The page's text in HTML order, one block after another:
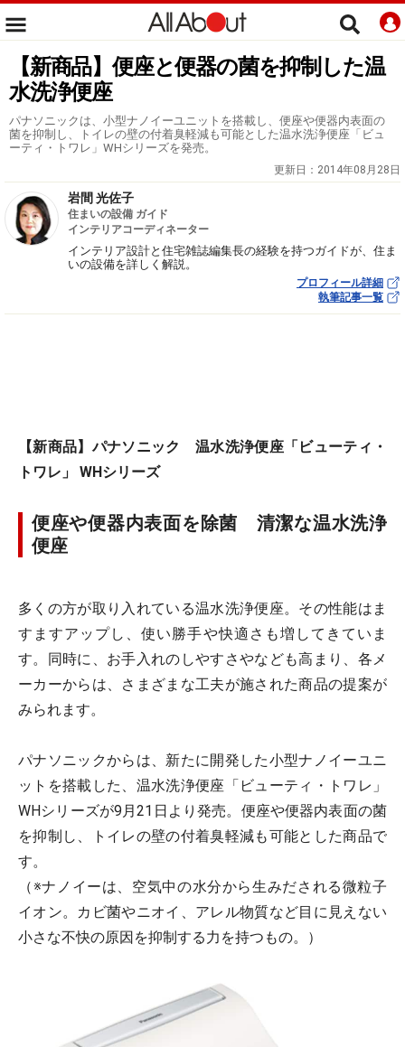
【新商品】便座と便器の菌を抑制した温
水洗浄便座
パナソニックは、小型ナノイーユニットを搭載し、便座や便器内表面の
菌を抑制し、トイレの壁の付着臭軽減も可能とした温水洗浄便座「ビュ
ーティ・トワレ」WHシリーズを発売。
更新日： 2014年08月28日
岩間 光佐子
住まいの設備 ガイド
インテリアコーディネーター
インテリア設計と住宅雑誌編集長の経験を持つガイドが、住ま
いの設備を詳しく解説。
プロフィール詳細
執筆記事一覧
【新商品】パナソニック 温水洗浄便座「ビューティ・
トワレ」 WHシリーズ
便座や便器内表面を除菌 清潔な温水洗浄
便座
多くの方が取り入れている温水洗浄便座。その性能はま
すますアップし、使い勝手や快適さも増してきていま
す。同時に、お手入れのしやすさやなども高まり、各メ
ーカーからは、さまざまな工夫が施された商品の提案が
みられます。
パナソニックからは、新たに開発した小型ナノイーユニ
ットを搭載した、温水洗浄便座「ビューティ・トワレ」
WHシリーズが9月21日より発売。便座や便器内表面の菌
を抑制し、トイレの壁の付着臭軽減も可能とした商品で
す。
（※ナノイーは、空気中の水分から生みだされる微粒子
イオン。カビ菌やニオイ、アレル物質など目に見えない
小さな不快の原因を抑制する力を持つもの。）